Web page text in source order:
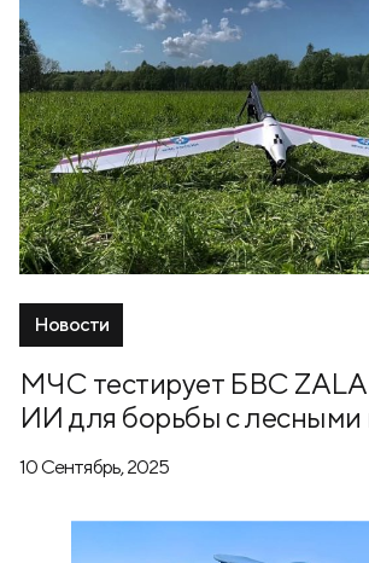
Новости
МЧС тестирует БВС ZALA
ИИ для борьбы с
10 Сентябрь, 2025